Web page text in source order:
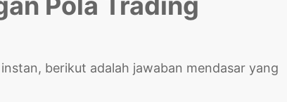
berikut adalah jawaban mendasar yang